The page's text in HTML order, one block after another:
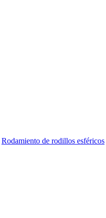
Rodamiento de rodillos esféricos